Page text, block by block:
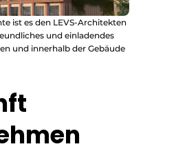
ist es den LEVS-Architekten
und einladendes
und innerhalb der Gebäude